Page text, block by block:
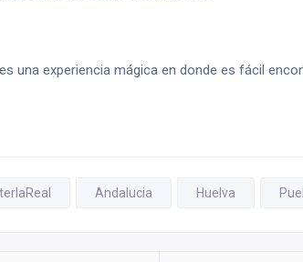
es una experiencia mágica en donde es fácil
Andalucia Huelva